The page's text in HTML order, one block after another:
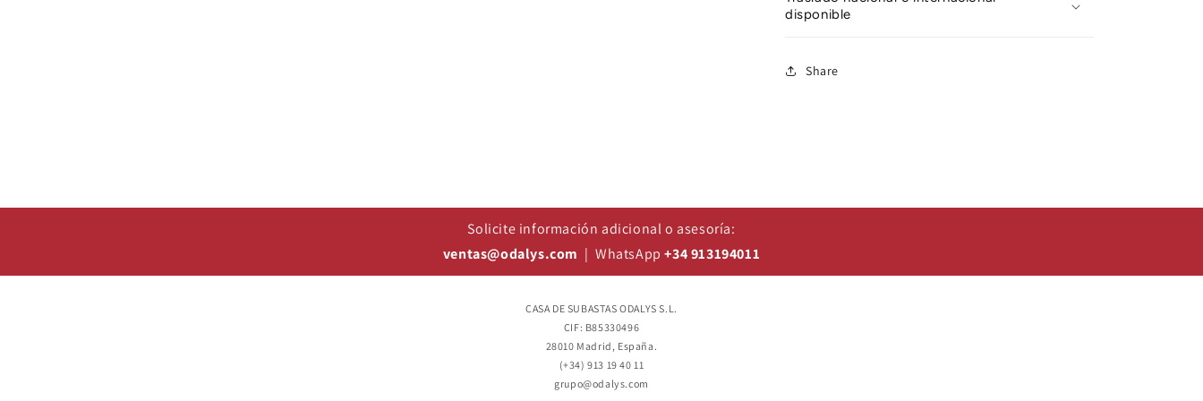
disponible
Share
Solicite información adicional o asesoría:
ventas@odalys.com | WhatsApp+34 913194011
CASA DE SUBASTAS ODALYS S.L.
CIF: B85330496
28010 Madrid, España.
(+34) 913 19 40 11
grupo@odalys.com